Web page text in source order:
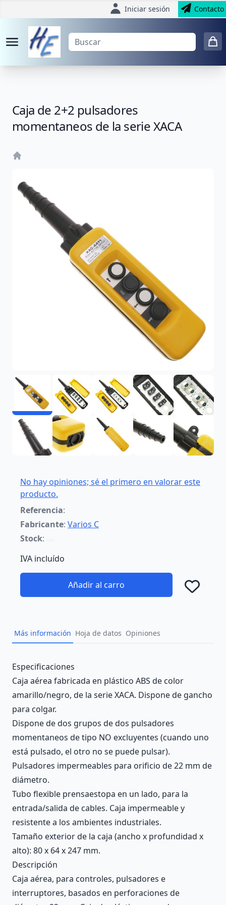
Iniciar sesión Contacto
Caja de 2+2 pulsadores
momentaneos de la serie XACA
No hay opiniones; sé el primero en valorar este
producto.
Referencia:
Fabricante: Varios C
Stock:
IVA incluído
Añadir al carro
Más información Hoja de datos Opiniones
Description
Especificaciones
Caja aérea fabricada en plástico ABS de color
amarillo/negro, de la serie XACA. Dispone de gancho
para colgar.
Dispone de dos grupos de dos pulsadores
momentaneos de tipo NO excluyentes (cuando uno
está pulsado, el otro no se puede pulsar).
Pulsadores impermeables para orificio de 22 mm de
diámetro.
Tubo flexible prensaestopa en un lado, para la
entrada/salida de cables. Caja impermeable y
resistente a los ambientes industriales.
Tamaño exterior de la caja (ancho x profundidad x
alto): 80 x 64 x 247 mm.
Descripción
Caja aérea, para controles, pulsadores e
interruptores, basados en perforaciones de